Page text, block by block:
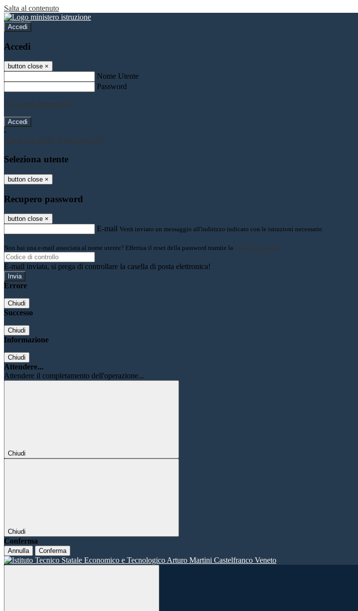
Salta al contenuto
Accedi
Accedi
button close ×
Nome Utente
Password
Password dimenticata?
-
Entra con SPID
Entra con CIE
Seleziona utente
button close ×
Recupero password
button close ×
E-mail Verrà inviato un messaggio all'indirizzo indicato con le istruzioni necessarie.
Non hai una e-mail associata al nome utente? Effettua il reset della password tramite la Login Spaggiari
E-mail inviata, si prega di controllare la casella di posta elettronica!
Errore
Chiudi
Successo
Chiudi
Informazione
Chiudi
Attendere...
Attendere il completamento dell'operazione...
Chiudi
Chiudi
Conferma
Annulla Conferma